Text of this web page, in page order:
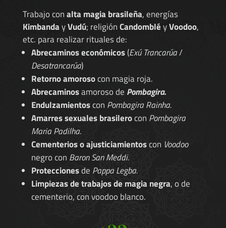
Trabajo conalta magia brasileña, energías
KimbandayVudú; religiónCandombléyVoodoo,
etc. para realizar rituales de:
Abrecaminos económicos(Exú Trancarúa/
Desatrancarúa)
Retorno amorosocon magia roja.
Abrecaminosamoroso de Pombagira.
Endulzamientoscon Pombagira Rainha.
Amarres sexuales brasilerocon Pombagira
Maria Padilha.
Cementerios o ajusticiamientoscon Voodoo
negro con Baron San Meddi.
Proteccionesde Pappa Legba.
Limpiezas de trabajos de magia negra, o de
cementerio, con voodoo blanco.